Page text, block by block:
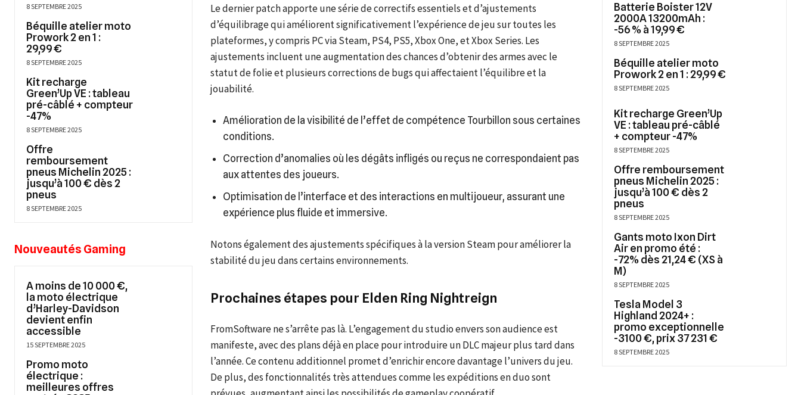
8 SEPTEMBRE 2025
Béquille atelier moto
Prowork 2 en 1 :
29,99 €
8 SEPTEMBRE 2025
Kit recharge
Green’Up VE : tableau
pré-câblé + compteur
-47%
8 SEPTEMBRE 2025
Offre
remboursement
pneus Michelin 2025 :
jusqu’à 100 € dès 2
pneus
8 SEPTEMBRE 2025
Nouveautés Gaming
A moins de 10 000 €,
la moto électrique
d’Harley-Davidson
devient enfin
accessible
15 SEPTEMBRE 2025
Promo moto
électrique :
meilleures offres
Le dernier patch apporte une série de correctifs essentiels et d’ajustements
d’équilibrage qui améliorent significativement l’expérience de jeu sur toutes les
plateformes, y compris PC via Steam, PS4, PS5, Xbox One, et Xbox Series. Les
ajustements incluent une augmentation des chances d’obtenir des armes avec le
statut de folie et plusieurs corrections de bugs qui affectaient l’équilibre et la
jouabilité.
Amélioration de la visibilité de l’effet de compétence Tourbillon sous certaines
conditions.
Correction d’anomalies où les dégâts infligés ou reçus ne correspondaient pas
aux attentes des joueurs.
Optimisation de l’interface et des interactions en multijoueur, assurant une
expérience plus fluide et immersive.
Notons également des ajustements spécifiques à la version Steam pour améliorer la
stabilité du jeu dans certains environnements.
Prochaines étapes pour Elden Ring Nightreign
FromSoftware ne s’arrête pas là. L’engagement du studio envers son audience est
manifeste, avec des plans déjà en place pour introduire un DLC majeur plus tard dans
l’année. Ce contenu additionnel promet d’enrichir encore davantage l’univers du jeu.
De plus, des fonctionnalités très attendues comme les expéditions en duo sont
Batterie Boister 12V
2000A 13200mAh :
-56 % à 19,99 €
8 SEPTEMBRE 2025
Béquille atelier moto
Prowork 2 en 1 : 29,99 €
8 SEPTEMBRE 2025
Kit recharge Green’Up
VE : tableau pré-câblé
+ compteur -47%
8 SEPTEMBRE 2025
Offre remboursement
pneus Michelin 2025 :
jusqu’à 100 € dès 2
pneus
8 SEPTEMBRE 2025
Gants moto Ixon Dirt
Air en promo été :
-72% dès 21,24 € (XS à
M)
8 SEPTEMBRE 2025
Tesla Model 3
Highland 2024+ :
promo exceptionnelle
-3100 €, prix 37 231 €
8 SEPTEMBRE 2025